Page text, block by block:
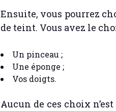
Ensuite, vous pourrez
de teint. Vous avez le
Un pinceau ;
Une éponge ;
Vos doigts.
Aucun de ces choix